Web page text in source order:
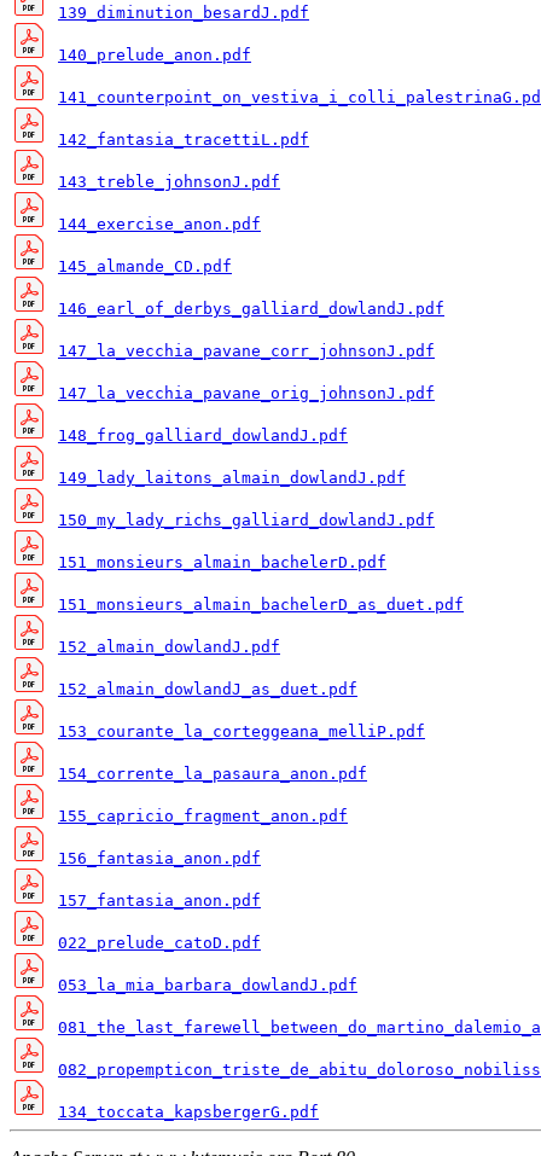
139_diminution_besardJ.pdf
140_prelude_anon.pdf
142_fantasia_tracettiL.pdf
143_treble_johnsonJ.pdf
144_exercise_anon.pdf
145_almande_CD.pdf
146_earl_of_derbys_galliard_dowlandJ.pdf
147_la_vecchia_pavane_corr_johnsonJ.pdf
147_la_vecchia_pavane_orig_johnsonJ.pdf
148_frog_galliard_dowlandJ.pdf
149_lady_laitons_almain_dowlandJ.pdf
150_my_lady_richs_galliard_dowlandJ.pdf
151_monsieurs_almain_bachelerD.pdf
151_monsieurs_almain_bachelerD_as_duet.pdf
152_almain_dowlandJ.pdf
152_almain_dowlandJ_as_duet.pdf
153_courante_la_corteggeana_melliP.pdf
154_corrente_la_pasaura_anon.pdf
155_capricio_fragment_anon.pdf
156_fantasia_anon.pdf
157_fantasia_anon.pdf
022_prelude_catoD.pdf
053_la_mia_barbara_dowlandJ.pdf
134_toccata_kapsbergerG.pdf